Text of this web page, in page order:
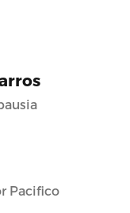
Pacifico